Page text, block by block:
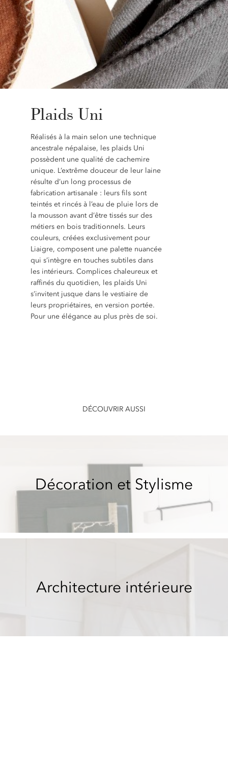
Plaids Uni
Réalisés à la main selon une technique
ancestrale népalaise, les plaids Uni
possèdent une qualité de cachemire
unique. L’extrême douceur de leur laine
résulte d’un long processus de
fabrication artisanale : leurs fils sont
teintés et rincés à l’eau de pluie lors de
la mousson avant d’être tissés sur des
métiers en bois traditionnels. Leurs
couleurs, créées exclusivement pour
Liaigre, composent une palette nuancée
qui s’intègre en touches subtiles dans
les intérieurs. Complices chaleureux et
raffinés du quotidien, les plaids Uni
s’invitent jusque dans le vestiaire de
leurs propriétaires, en version portée.
Pour une élégance au plus près de soi.
DÉCOUVRIR AUSSI
Décoration et Stylisme
Architecture intérieure